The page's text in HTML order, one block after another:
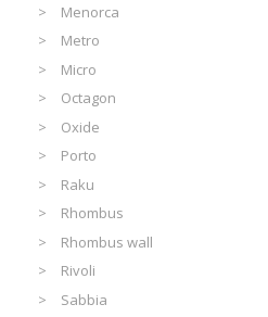
Menorca
Metro
Micro
Octagon
Oxide
Porto
Raku
Rhombus
Rhombus wall
Rivoli
Sabbia